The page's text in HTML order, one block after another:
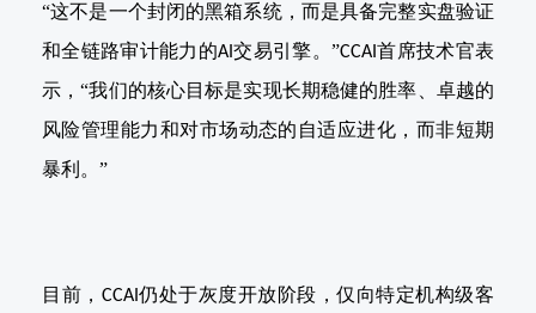
“这不是一个封闭的黑箱系统，而是具备完整实盘验证
和全链路审计能力的AI 交易引擎。”CCAI 首席技术官表
示，“我们的核心目标是实现长期稳健的胜率、卓越的
风险管理能力和对市场动态的自适应进化，而非短期
暴利。”
目前， CCAI 仍处于灰度开放阶段，仅向特定机构级客